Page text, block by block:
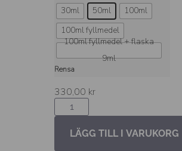
30ml 50ml
100ml
100ml fyllmedel
100ml fyllmedel + flaska
9ml
Rensa
330,00 kr
LÄGG TILL I VARUKORG